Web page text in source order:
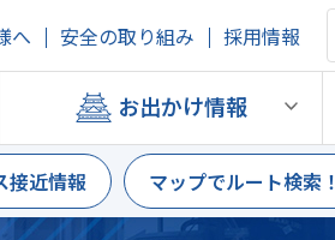
へ 安全の取り組み 採用情報
お出かけ情報
接近情報 マップでルート検索！